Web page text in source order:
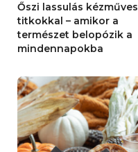
Őszi lassulás kézműves
titkokkal – amikor a
természet belopózik a
mindennapokba